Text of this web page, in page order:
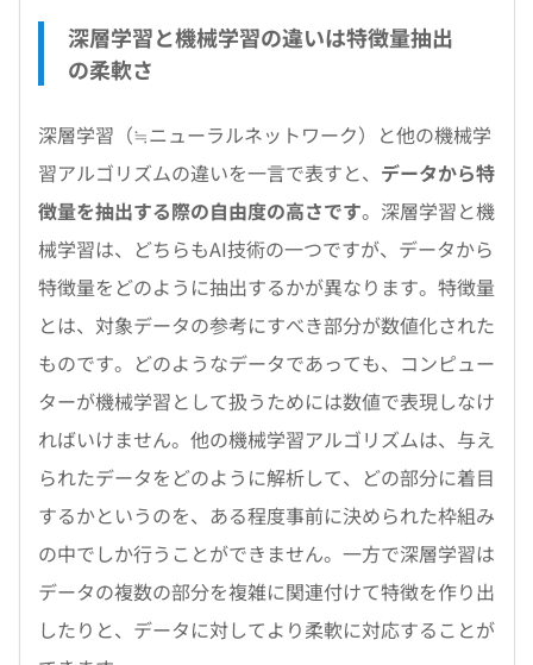
深層学習と機械学習の違いは特徴量抽出
の柔軟さ
深層学習（≒ニューラルネットワーク）と他の機械学
習アルゴリズムの違いを一言で表すと、 データから特
徴量を抽出する際の自由度の高さです。深層学習と機
械学習は、どちらもAI技術の一つですが、データから
特徴量をどのように抽出するかが異なります。特徴量
とは、対象データの参考にすべき部分が数値化された
ものです。どのようなデータであっても、コンピュー
ターが機械学習として扱うためには数値で表現しなけ
ればいけません。他の機械学習アルゴリズムは、与え
られたデータをどのように解析して、どの部分に着目
するかというのを、ある程度事前に決められた枠組み
の中でしか行うことができません。一方で深層学習は
データの複数の部分を複雑に関連付けて特徴を作り出
したりと、データに対してより柔軟に対応することが